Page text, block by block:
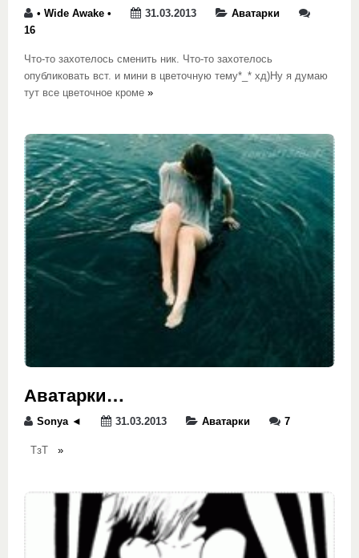
• Wide Awake • 31.03.2013
Аватарки
16
Что-то захотелось сменить ник. Что-то захотелось
опубликовать вст. и мини в цветочную тему*_* хд)Ну я думаю
тут все цветочное кроме »
Аватарки…
Sonya ◄ 31.03.2013 Аватарки 7
ТзТ »